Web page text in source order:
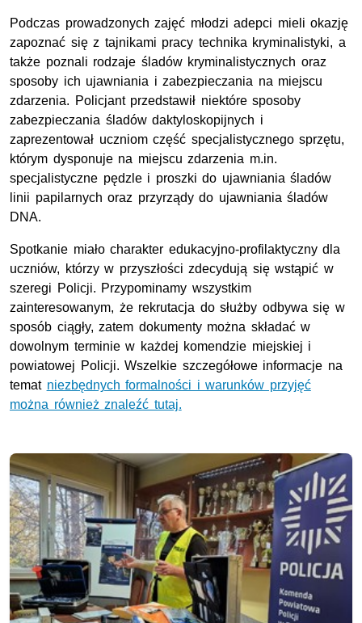
Podczas prowadzonych zajęć młodzi adepci mieli okazję
zapoznać się z tajnikami pracy technika kryminalistyki, a
także poznali rodzaje śladów kryminalistycznych oraz
sposoby ich ujawniania i zabezpieczania na miejscu
zdarzenia. Policjant przedstawił niektóre sposoby
zabezpieczania śladów daktyloskopijnych i
zaprezentował uczniom część specjalistycznego sprzętu,
którym dysponuje na miejscu zdarzenia m.in.
specjalistyczne pędzle i proszki do ujawniania śladów
linii papilarnych oraz przyrządy do ujawniania śladów
DNA.
Spotkanie miało charakter edukacyjno-profilaktyczny dla
uczniów, którzy w przyszłości zdecydują się wstąpić w
szeregi Policji. Przypominamy wszystkim
zainteresowanym, że rekrutacja do służby odbywa się w
sposób ciągły, zatem dokumenty można składać w
dowolnym terminie w każdej komendzie miejskiej i
powiatowej Policji. Wszelkie szczegółowe informacje na
temat niezbędnych formalności i warunków przyjęć
można również znaleźć tutaj.